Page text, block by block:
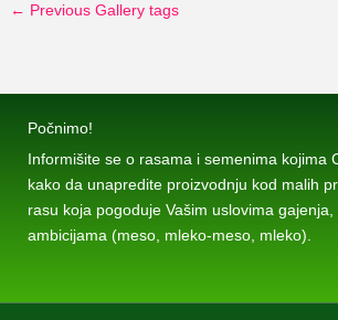
← Previous Gallery tags
Počnimo!
Informišite se o rasama i semenima kojima
kako da unapredite proizvodnju kod malih
rasu koja pogoduje Vašim uslovima
ambicijama (meso, mleko-meso, mleko).